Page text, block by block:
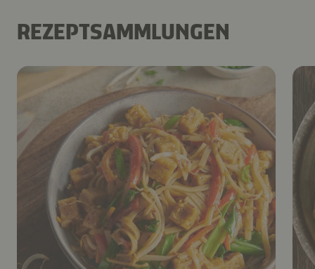
REZEPTSAMMLUNGEN